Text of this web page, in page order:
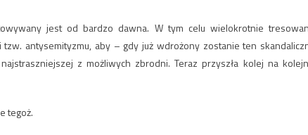
jest od bardzo dawna. W tym celu wielokrotnie
antysemityzmu, aby – gdy już wdrożony zostanie ten
z możliwych zbrodni. Teraz przyszła kolej na
tegoż.